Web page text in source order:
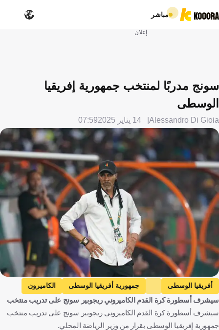
مباشر
إعلان
سونج مدربًا لمنتخب جمهورية إفريقيا
الوسطى
Alessandro Di Gioia 14 يناير 2025 07:59
أفريقيا الوسطى جمهورية أفريقيا الوسطى
الكاميرون
الإنتقالات
كرة قدم
سيشرف أسطورة كرة القدم الكاميروني ريجوبير سونج على تدريب منتخب
سيشرف أسطورة كرة القدم الكاميروني ريجوبير سونج على تدريب منتخب
جمهورية إفريقيا الوسطى بقرار من وزير الرياضة المحلي.